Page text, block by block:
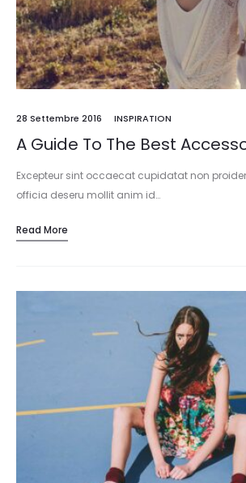
28 Settembre 2016 INSPIRATION
A Guide To The Best
Excepteur sint occaecat cupidatat non
officia deseru mollit anim id…
Read More